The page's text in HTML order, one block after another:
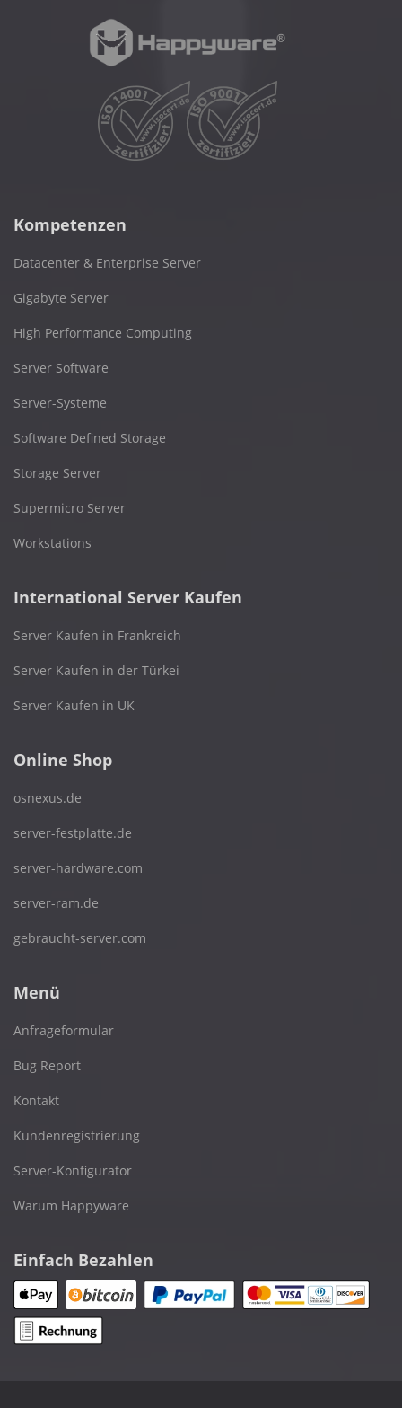
Kompetenzen
Datacenter & Enterprise Server
Gigabyte Server
High Performance Computing
Server Software
Server-Systeme
Software Defined Storage
Storage Server
Supermicro Server
Workstations
International Server Kaufen
Server Kaufen in Frankreich
Server Kaufen in der Türkei
Server Kaufen in UK
Online Shop
osnexus.de
server-festplatte.de
server-hardware.com
server-ram.de
gebraucht-server.com
Menü
Anfrageformular
Bug Report
Kontakt
Kundenregistrierung
Server-Konfigurator
Warum Happyware
Einfach Bezahlen